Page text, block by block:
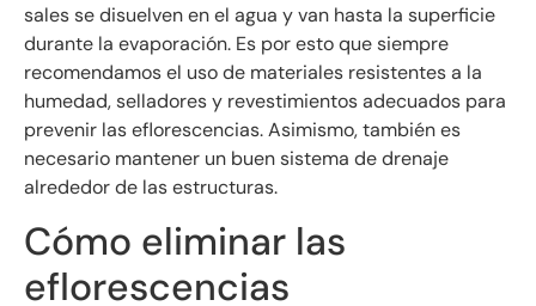
sales se disuelven en el agua y van hasta la superficie
durante la evaporación. Es por esto que siempre
recomendamos el uso de materiales resistentes a la
humedad, selladores y revestimientos adecuados para
prevenir las eflorescencias. Asimismo, también es
necesario mantener un buen sistema de drenaje
alrededor de las estructuras.
Cómo eliminar las
eflorescencias